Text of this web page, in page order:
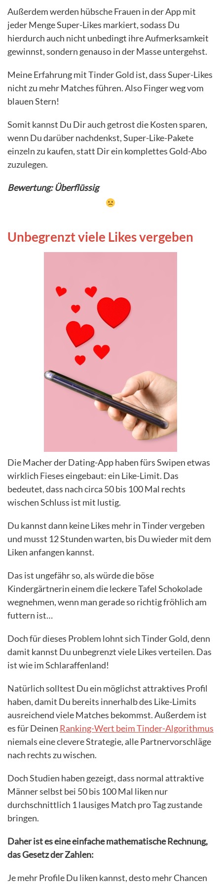
Außerdem werden hübsche Frauen in der App mit
jeder Menge Super-Likes markiert, sodass Du
hierdurch auch nicht unbedingt ihre Aufmerksamkeit
gewinnst, sondern genauso in der Masse untergehst.
Meine Erfahrung mit Tinder Gold ist, dass Super-Likes
nicht zu mehr Matches führen. Also Finger weg vom
blauen Stern!
Somit kannst Du Dir auch getrost die Kosten sparen,
wenn Du darüber nachdenkst, Super-Like-Pakete
einzeln zu kaufen, statt Dir ein komplettes Gold-Abo
zuzulegen.
Bewertung: Überflüssig
Unbegrenzt viele Likes vergeben
Die Macher der Dating-App haben fürs Swipen etwas
wirklich Fieses eingebaut: ein Like-Limit. Das
bedeutet, dass nach circa 50 bis 100 Mal rechts
wischen Schluss ist mit lustig.
Du kannst dann keine Likes mehr in Tinder vergeben
und musst 12 Stunden warten, bis Du wieder mit dem
Liken anfangen kannst.
Das ist ungefähr so, als würde die böse
Kindergärtnerin einem die leckere Tafel Schokolade
wegnehmen, wenn man gerade so richtig fröhlich am
futtern ist…
Doch für dieses Problem lohnt sich Tinder Gold, denn
damit kannst Du unbegrenzt viele Likes verteilen. Das
ist wie im Schlaraffenland!
Natürlich solltest Du ein möglichst attraktives Profil
haben, damit Du bereits innerhalb des Like-Limits
ausreichend viele Matches bekommst. Außerdem ist
es für Deinen Ranking-Wert beim Tinder-Algorithmus
niemals eine clevere Strategie, alle Partnervorschläge
nach rechts zu wischen.
Doch Studien haben gezeigt, dass normal attraktive
Männer selbst bei 50 bis 100 Mal liken nur
durchschnittlich 1 lausiges Match pro Tag zustande
bringen.
Daher ist es eine einfache mathematische Rechnung,
das Gesetz der Zahlen:
Je mehr Profile Du liken kannst, desto mehr Chancen